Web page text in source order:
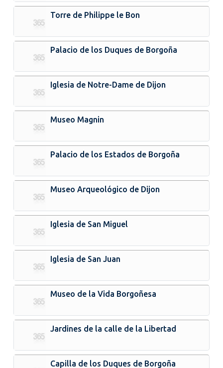
Torre de Philippe le Bon
Palacio de los Duques de Borgoña
Iglesia de Notre-Dame de Dijon
Museo Magnin
Palacio de los Estados de Borgoña
Museo Arqueológico de Dijon
Iglesia de San Miguel
Iglesia de San Juan
Museo de la Vida Borgoñesa
Jardines de la calle de la Libertad
Capilla de los Duques de Borgoña